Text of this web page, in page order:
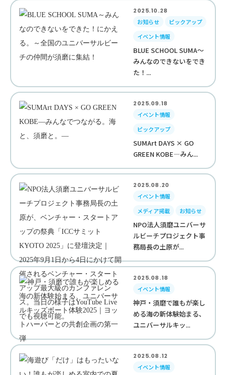
2025.10.28
お知らせ
ピックアップ
イベント情報
BLUE SCHOOL SUMA～
みんなのできないをでき
た！...
2025.09.18
イベント情報
ピックアップ
SUMArt DAYS × GO
GREEN KOBE—みん...
2025.08.20
イベント情報
メディア掲載
お知らせ
NPO法人須磨ユニバーサ
ルビーチプロジェクト事
務局長の土原が...
2025.08.18
イベント情報
神戸・須磨で誰もが楽し
める海の新体験始まる、
ユニバーサルキッ...
2025.08.12
イベント情報